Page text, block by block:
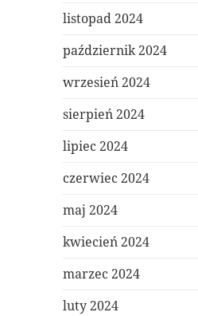
listopad 2024
październik 2024
wrzesień 2024
sierpień 2024
lipiec 2024
czerwiec 2024
maj 2024
kwiecień 2024
marzec 2024
luty 2024